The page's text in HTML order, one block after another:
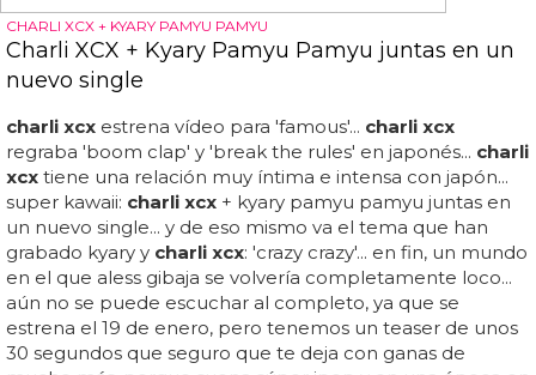
Perocharli xcxdijo que no está enfadada por el
percance... puede llamarme
charli
std cuando quiera"...
charli xcxcompartió un clip de la entrevista en su
instagram y declaró en broma que "
"reportándose al servicio"...
se ha sincerado
sobre la vez que cardi b la confundió con otra persona en
las redes sociales, lo que provocó su "icónico" apodo... "y
luego me gusta comprobar la etiqueta, y en lugar de
charli xcx, es 'charlistd'"... "hay una cuenta llamadacharli
std que, creo que cardi la etiquetó no una, sino dos
veces", dijo... "ella tuiteó la canción, y yo dije: "¡oh, dios mío,
cardi b tuiteó mi nombre! esto es enorme!", explicó
charli...